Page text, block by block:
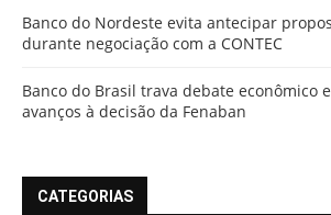
Banco do Nordeste evita antecipar
durante negociação com a CONTEC
Banco do Brasil trava debate econômico
avanços à decisão da Fenaban
CATEGORIAS